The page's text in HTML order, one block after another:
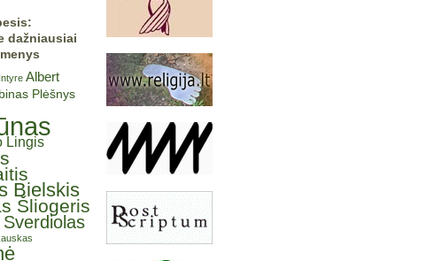
dažniausiai
Albert
Plėšnys
Lingis
Bielskis
Šliogeris